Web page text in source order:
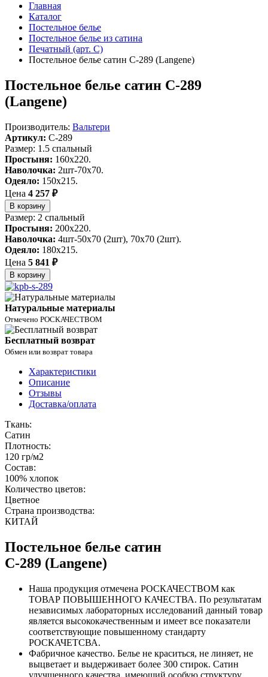
Главная
Каталог
Постельное белье
Постельное белье из сатина
Печатный (арт. С)
Постельное белье сатин С-289 (Langene)
Постельное белье сатин С-289
(Langene)
Производитель: Вальтери
Артикул: C-289
Размер: 1.5 спальный
Простыня: 160х220.
Наволочка: 2шт-70х70.
Одеяло: 150х215.
Цена 4 257 ₽
В корзину
Размер: 2 спальный
Простыня: 200х220.
Наволочка: 4шт-50х70 (2шт), 70х70 (2шт).
Одеяло: 180х215.
Цена 5 841 ₽
В корзину
Натуральные материалы
Отмечено РОСКАЧЕСТВОМ
Бесплатный возврат
Обмен или возврат товара
Характеристики
Описание
Отзывы
Доставка/оплата
Ткань:
Сатин
Плотность:
120 гр/м2
Состав:
100% хлопок
Количество цветов:
Цветное
Страна производства:
КИТАЙ
Постельное белье сатин
С-289 (Langene)
Наша продукция отмечена РОСКАЧЕСТВОМ как
ТОВАР ПОВЫШЕННОГО КАЧЕСТВА. По результатам
независимых лабораторных исследований данный товар
является высококачественным и имеет все показатели
соответствующие повышенному стандарту
РОСКАЧЕТСВА.
Фабричное качество. Белье не краситься, не линяет, не
выцветает и выдерживает более 300 стирок. Сатин
улучшенного качества, имеющий особую структуру